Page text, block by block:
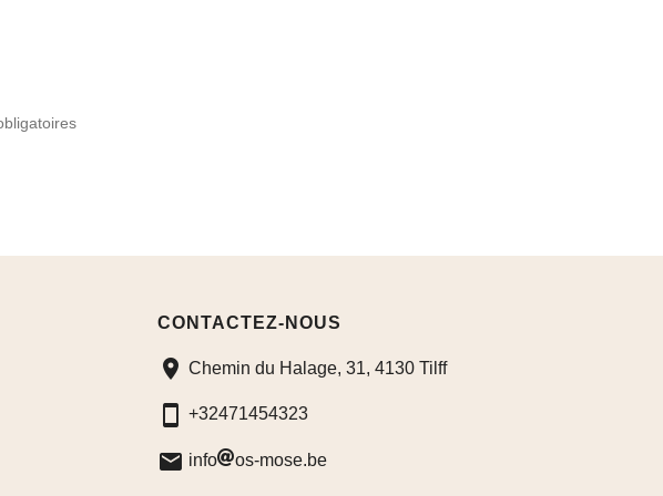
CONTACTEZ-NOUS
Chemin du Halage, 31, 4130 Tilff
+32471454323
info os-mose.be